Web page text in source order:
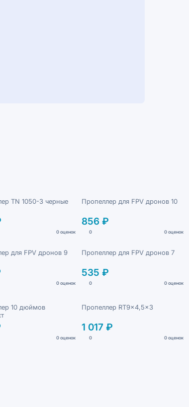
TN 1050-3 черные
0 оценок
Пропеллер для FPV дронов 10
856 ₽
0 0 оценок
для FPV дронов 9
0 оценок
Пропеллер для FPV дронов 7
535 ₽
0 0 оценок
10 дюймов
0 оценок
Пропеллер RT9x4,5x3
1 017 ₽
0 0 оценок